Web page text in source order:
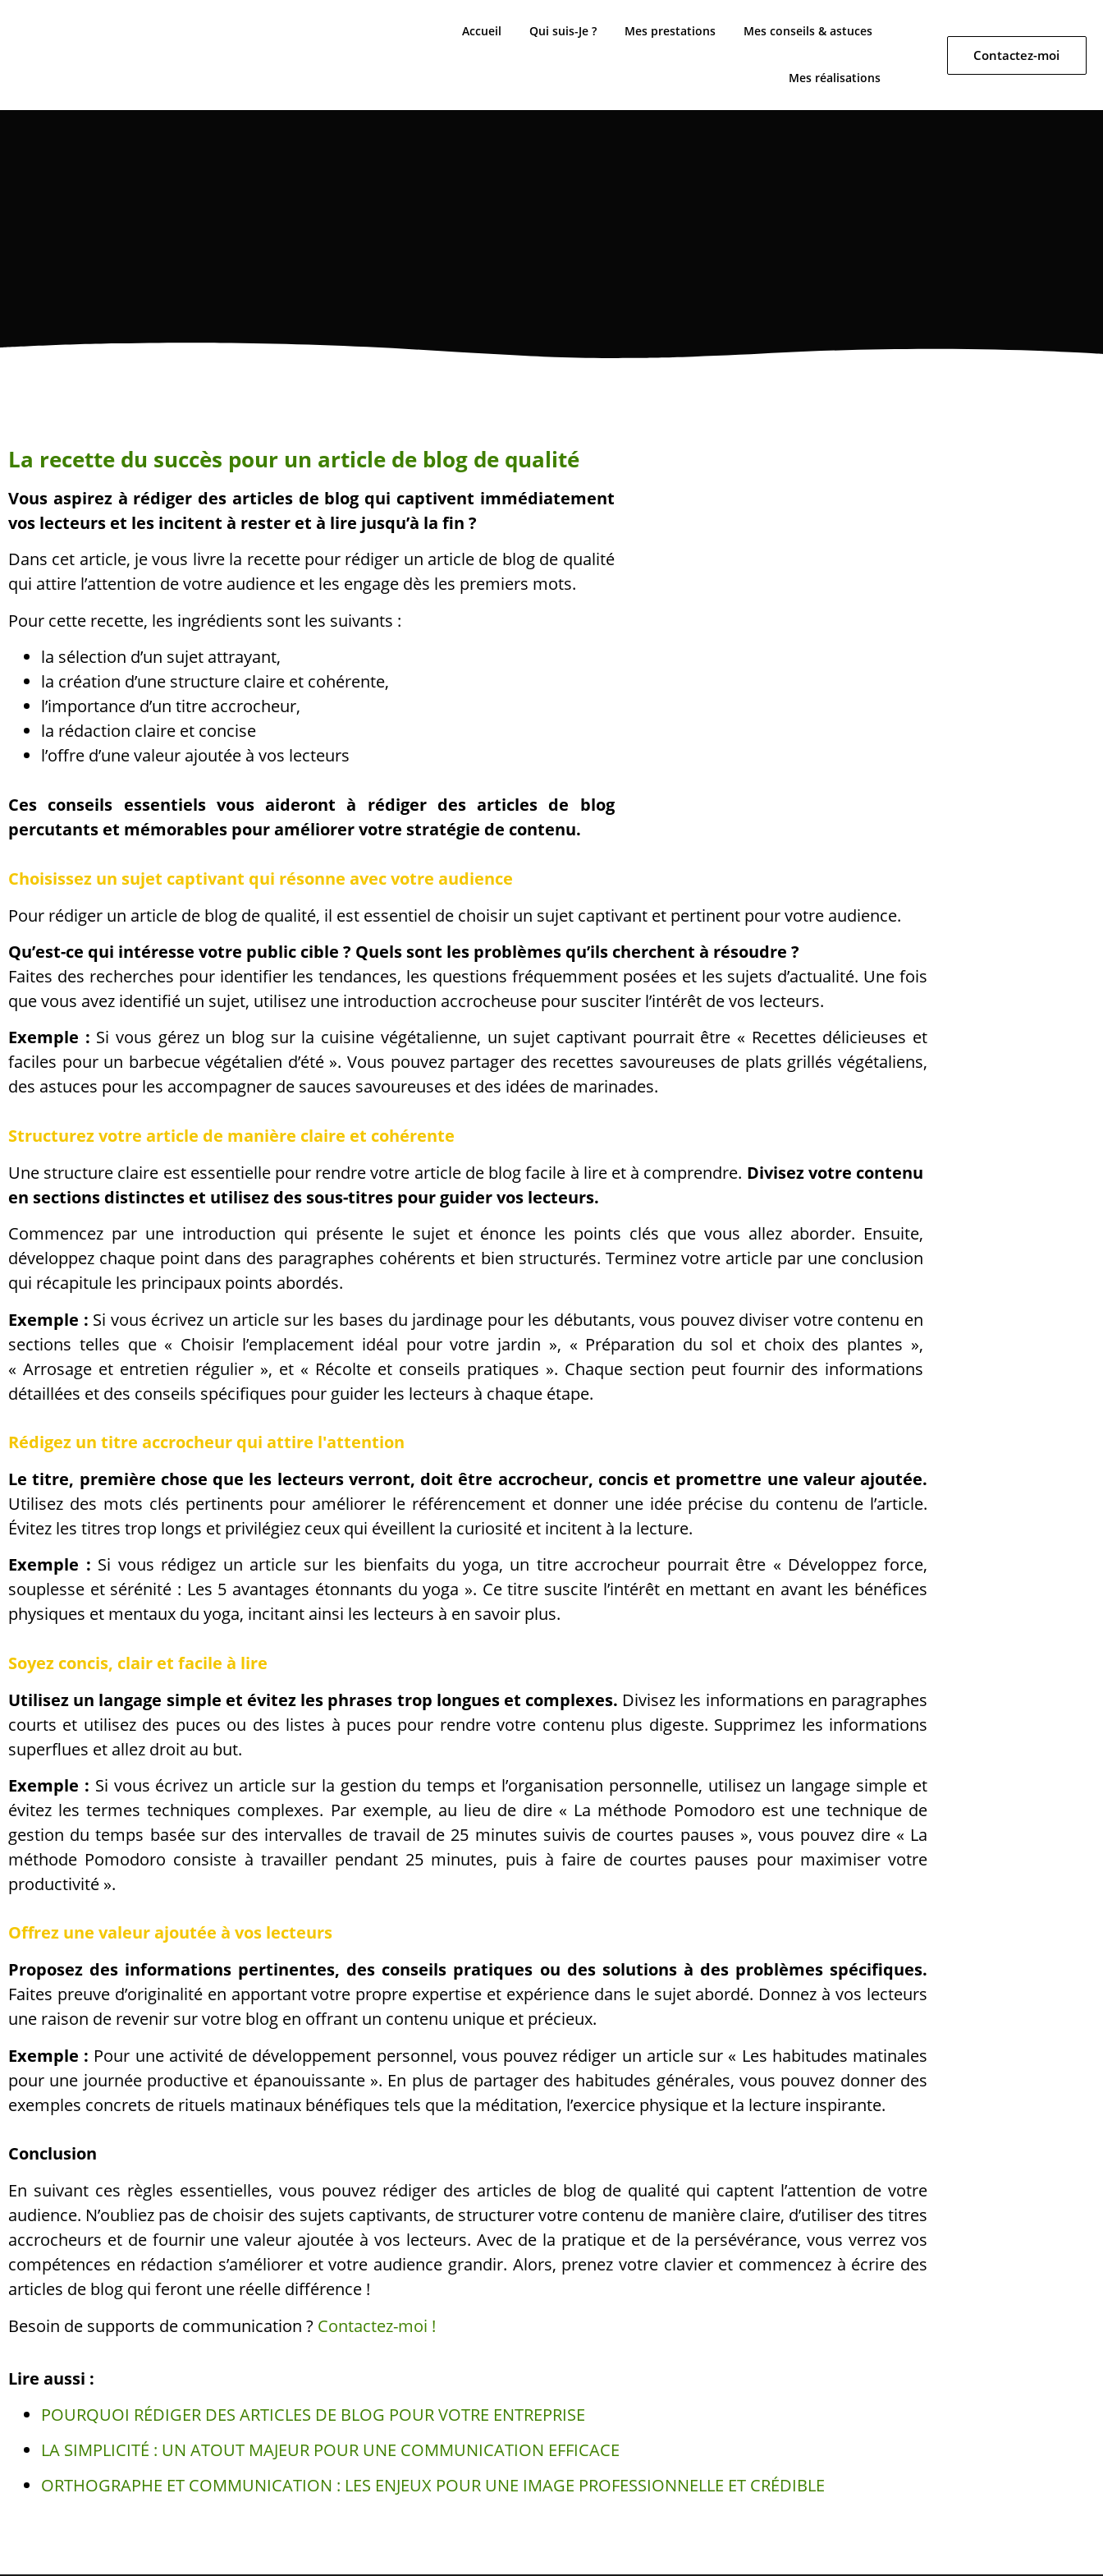
Accueil Qui suis-Je ? Mes prestations Mes conseils & astuces
Mes réalisations
Contactez-moi
La recette du succès pour un article de blog de qualité
Vous aspirez à rédiger des articles de blog qui captivent immédiatement
vos lecteurs et les incitent à rester et à lire jusqu’à la fin ?
Dans cet article, je vous livre la recette pour rédiger un article de blog de qualité
qui attire l’attention de votre audience et les engage dès les premiers mots.
Pour cette recette, les ingrédients sont les suivants :
la sélection d’un sujet attrayant,
la création d’une structure claire et cohérente,
l’importance d’un titre accrocheur,
la rédaction claire et concise
l’offre d’une valeur ajoutée à vos lecteurs
Ces conseils essentiels vous aideront à rédiger des articles de blog
percutants et mémorables pour améliorer votre stratégie de contenu.
Choisissez un sujet captivant qui résonne avec votre audience
Pour rédiger un article de blog de qualité, il est essentiel de choisir un sujet captivant et pertinent pour votre audience.
Qu’est-ce qui intéresse votre public cible ? Quels sont les problèmes qu’ils cherchent à résoudre ?
Faites des recherches pour identifier les tendances, les questions fréquemment posées et les sujets d’actualité. Une fois
que vous avez identifié un sujet, utilisez une introduction accrocheuse pour susciter l’intérêt de vos lecteurs.
Exemple : Si vous gérez un blog sur la cuisine végétalienne, un sujet captivant pourrait être « Recettes délicieuses et
faciles pour un barbecue végétalien d’été ». Vous pouvez partager des recettes savoureuses de plats grillés végétaliens,
des astuces pour les accompagner de sauces savoureuses et des idées de marinades.
Structurez votre article de manière claire et cohérente
Une structure claire est essentielle pour rendre votre article de blog facile à lire et à comprendre. Divisez votre contenu
en sections distinctes et utilisez des sous-titres pour guider vos lecteurs.
Commencez par une introduction qui présente le sujet et énonce les points clés que vous allez aborder. Ensuite,
développez chaque point dans des paragraphes cohérents et bien structurés. Terminez votre article par une conclusion
qui récapitule les principaux points abordés.
Exemple : Si vous écrivez un article sur les bases du jardinage pour les débutants, vous pouvez diviser votre contenu en
sections telles que « Choisir l’emplacement idéal pour votre jardin », « Préparation du sol et choix des plantes »,
« Arrosage et entretien régulier », et « Récolte et conseils pratiques ». Chaque section peut fournir des informations
détaillées et des conseils spécifiques pour guider les lecteurs à chaque étape.
Rédigez un titre accrocheur qui attire l'attention
Le titre, première chose que les lecteurs verront, doit être accrocheur, concis et promettre une valeur ajoutée.
Utilisez des mots clés pertinents pour améliorer le référencement et donner une idée précise du contenu de l’article.
Évitez les titres trop longs et privilégiez ceux qui éveillent la curiosité et incitent à la lecture.
Exemple : Si vous rédigez un article sur les bienfaits du yoga, un titre accrocheur pourrait être « Développez force,
souplesse et sérénité : Les 5 avantages étonnants du yoga ». Ce titre suscite l’intérêt en mettant en avant les bénéfices
physiques et mentaux du yoga, incitant ainsi les lecteurs à en savoir plus.
Soyez concis, clair et facile à lire
Utilisez un langage simple et évitez les phrases trop longues et complexes. Divisez les informations en paragraphes
courts et utilisez des puces ou des listes à puces pour rendre votre contenu plus digeste. Supprimez les informations
superflues et allez droit au but.
Exemple : Si vous écrivez un article sur la gestion du temps et l’organisation personnelle, utilisez un langage simple et
évitez les termes techniques complexes. Par exemple, au lieu de dire « La méthode Pomodoro est une technique de
gestion du temps basée sur des intervalles de travail de 25 minutes suivis de courtes pauses », vous pouvez dire « La
méthode Pomodoro consiste à travailler pendant 25 minutes, puis à faire de courtes pauses pour maximiser votre
productivité ».
Offrez une valeur ajoutée à vos lecteurs
Proposez des informations pertinentes, des conseils pratiques ou des solutions à des problèmes spécifiques.
Faites preuve d’originalité en apportant votre propre expertise et expérience dans le sujet abordé. Donnez à vos lecteurs
une raison de revenir sur votre blog en offrant un contenu unique et précieux.
Exemple : Pour une activité de développement personnel, vous pouvez rédiger un article sur « Les habitudes matinales
pour une journée productive et épanouissante ». En plus de partager des habitudes générales, vous pouvez donner des
exemples concrets de rituels matinaux bénéfiques tels que la méditation, l’exercice physique et la lecture inspirante.
Conclusion
En suivant ces règles essentielles, vous pouvez rédiger des articles de blog de qualité qui captent l’attention de votre
audience. N’oubliez pas de choisir des sujets captivants, de structurer votre contenu de manière claire, d’utiliser des titres
accrocheurs et de fournir une valeur ajoutée à vos lecteurs. Avec de la pratique et de la persévérance, vous verrez vos
compétences en rédaction s’améliorer et votre audience grandir. Alors, prenez votre clavier et commencez à écrire des
articles de blog qui feront une réelle différence !
Besoin de supports de communication ? Contactez-moi !
Lire aussi :
POURQUOI RÉDIGER DES ARTICLES DE BLOG POUR VOTRE ENTREPRISE
LA SIMPLICITÉ : UN ATOUT MAJEUR POUR UNE COMMUNICATION EFFICACE
ORTHOGRAPHE ET COMMUNICATION : LES ENJEUX POUR UNE IMAGE PROFESSIONNELLE ET CRÉDIBLE